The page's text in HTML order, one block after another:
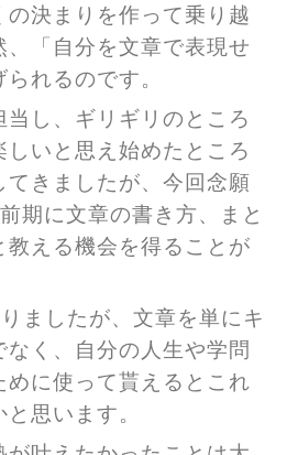
の決まりを作って乗り越
、「自分を文章で表現せ
れるのです。
し、ギリギリのところ
いと思え始めたところ
てきましたが、今回念願
期に文章の書き方、まと
教える機会を得ることが
ましたが、文章を単にキ
なく、自分の人生や学問
めに使って貰えるとこれ
思います。